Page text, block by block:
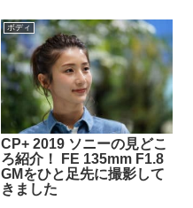
ボディ
CP+ 2019 ソニーの見どこ
ろ紹介！ FE 135mm F1.8
GMをひと足先に撮影して
きました